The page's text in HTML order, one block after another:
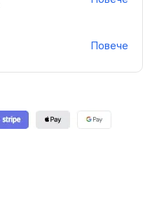
Повече